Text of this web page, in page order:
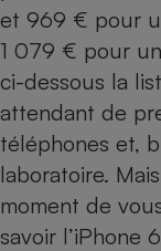
et 969 € pour
1 079 € pour
ci-dessous la
attendant de
téléphones et,
laboratoire.
moment de
savoir l’iPhone 6